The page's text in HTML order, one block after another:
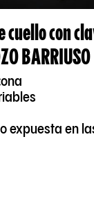
cuello con
BARRIUSO
expuesta en